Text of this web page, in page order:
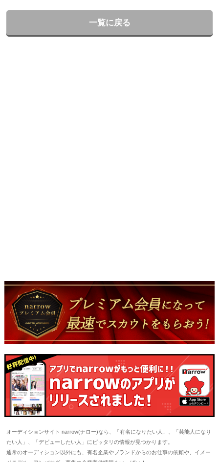
一覧に戻る
オーディションサイト narrow(ナロー)なら、「有名になりたい人」、「芸能人になり
たい人」、「デビューしたい人」にピッタリの情報が見つかります。
通常のオーディション以外にも、有名企業やブランドからのお仕事の依頼や、イメー